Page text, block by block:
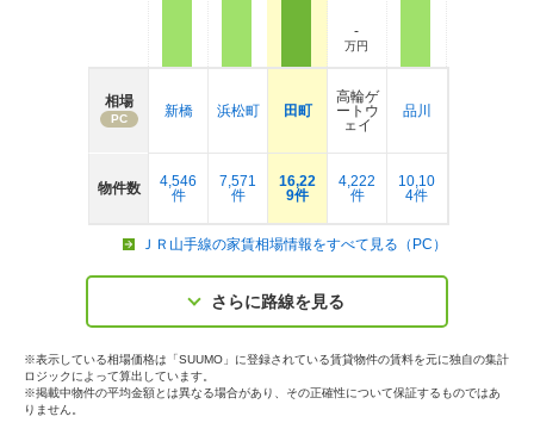
相場
PC
物件数
新橋
4,546
件
浜松町
7,571
件
田町
16,22
9件
-
万円
高輪ゲ
ートウ
ェイ
4,222
件
品川
10,10
4件
ＪＲ山手線の家賃相場情報をすべて見る（PC）
さらに路線を見る
※表示している相場価格は「SUUMO」に登録されている賃貸物件の賃料を元に独自の集計
ロジックによって算出しています。
※掲載中物件の平均金額とは異なる場合があり、その正確性について保証するものではあ
りません。